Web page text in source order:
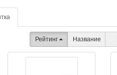
Рейтинг Название